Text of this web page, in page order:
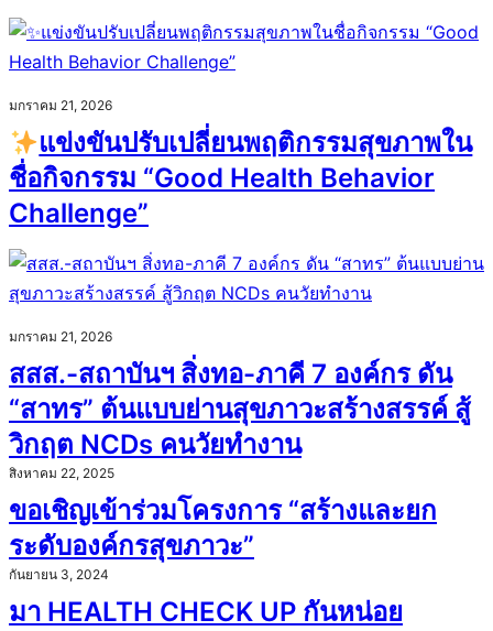
มกราคม 21, 2026
แข่งขันปรับเปลี่ยนพฤติกรรมสุขภาพใน
ชื่อกิจกรรม “Good Health Behavior
Challenge”
มกราคม 21, 2026
สสส.-สถาบันฯ สิ่งทอ-ภาคี 7 องค์กร ดัน
“สาทร” ต้นแบบย่านสุขภาวะสร้างสรรค์ สู้
วิกฤต NCDs คนวัยทำงาน
สิงหาคม 22, 2025
ขอเชิญเข้าร่วมโครงการ “สร้างและยก
ระดับองค์กรสุขภาวะ”
กันยายน 3, 2024
มา HEALTH CHECK UP กันหน่อย